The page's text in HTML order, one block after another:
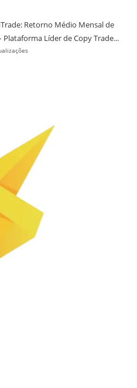
Retorno Médio Mensal de
Plataforma Líder de Copy Trade...